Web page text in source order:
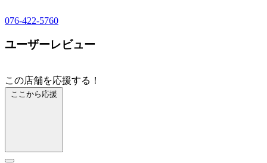
076-422-5760
ユーザーレビュー
この店舗を応援する！
ここから応援